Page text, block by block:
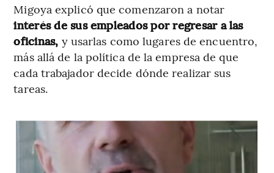
Migoya explicó que comenzaron a notar
interés de sus empleados por regresar a las
oficinas, y usarlas como lugares de encuentro,
más allá de la política de la empresa de que
cada trabajador decide dónde realizar sus
tareas.